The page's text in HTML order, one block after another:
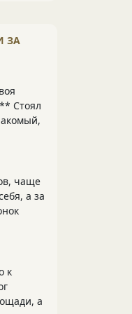
ЗА
Стоял
чаще
а за
к
а